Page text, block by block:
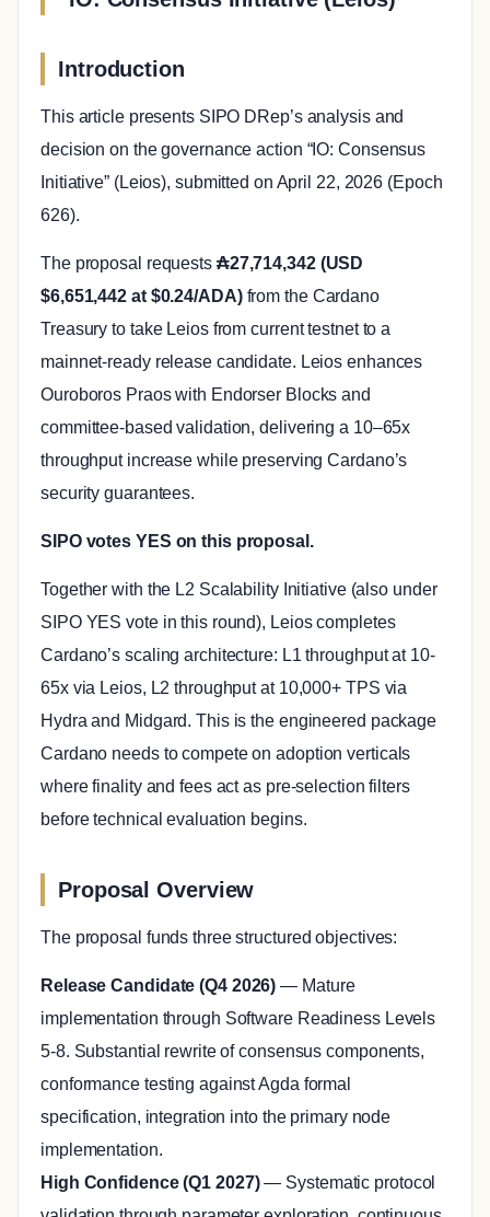
Introduction
This article presents SIPO DRep’s analysis and
decision on the governance action “IO: Consensus
Initiative” (Leios), submitted on April 22, 2026 (Epoch
626).
The proposal requests ₳27,714,342 (USD
$6,651,442 at $0.24/ADA)from the Cardano
Treasury to take Leios from current testnet to a
mainnet-ready release candidate. Leios enhances
Ouroboros Praos with Endorser Blocks and
committee-based validation, delivering a 10–65x
throughput increase while preserving Cardano’s
security guarantees.
SIPO votes YES on this proposal.
Together with the L2 Scalability Initiative (also under
SIPO YES vote in this round), Leios completes
Cardano’s scaling architecture: L1 throughput at 10-
65x via Leios, L2 throughput at 10,000+ TPS via
Hydra and Midgard. This is the engineered package
Cardano needs to compete on adoption verticals
where finality and fees act as pre-selection filters
before technical evaluation begins.
Proposal Overview
The proposal funds three structured objectives:
Release Candidate (Q4 2026) — Mature
implementation through Software Readiness Levels
5-8. Substantial rewrite of consensus components,
conformance testing against Agda formal
specification, integration into the primary node
implementation.
High Confidence (Q1 2027)— Systematic protocol